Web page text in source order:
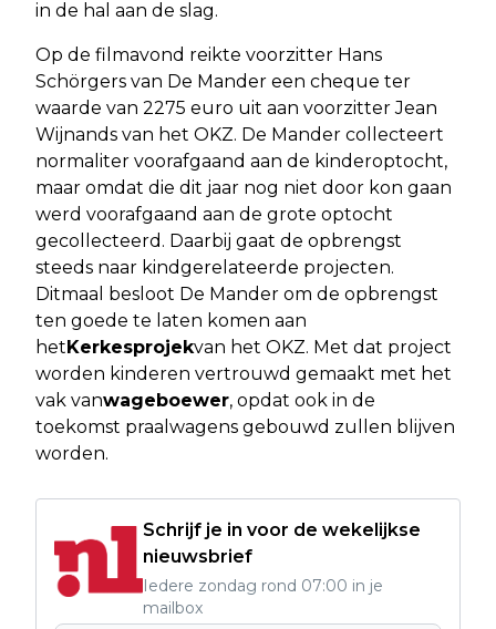
in de hal aan de slag.
Op de filmavond reikte voorzitter Hans
Schörgers van De Mander een cheque ter
waarde van 2275 euro uit aan voorzitter Jean
Wijnands van het OKZ. De Mander collecteert
normaliter voorafgaand aan de kinderoptocht,
maar omdat die dit jaar nog niet door kon gaan
werd voorafgaand aan de grote optocht
gecollecteerd. Daarbij gaat de opbrengst
steeds naar kindgerelateerde projecten.
Ditmaal besloot De Mander om de opbrengst
ten goede te laten komen aan
hetKerkesprojekvan het OKZ. Met dat project
worden kinderen vertrouwd gemaakt met het
vak vanwageboewer, opdat ook in de
toekomst praalwagens gebouwd zullen blijven
worden.
Schrijf je in voor de wekelijkse
nieuwsbrief
Iedere zondag rond 07:00 in je
mailbox